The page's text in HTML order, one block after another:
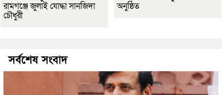
রামগঞ্জে জুলাই যোদ্ধা সানজিদা
চৌধুরী
অনুষ্ঠিত
সর্বশেষ সংবাদ